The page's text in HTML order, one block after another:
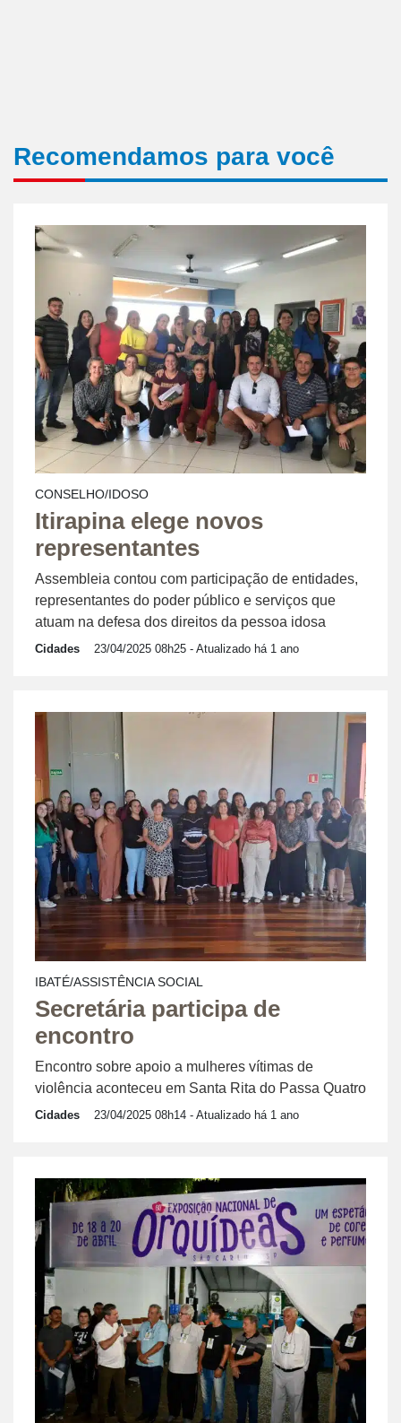
Recomendamos para você
CONSELHO/IDOSO
Itirapina elege novos
representantes
Assembleia contou com participação de entidades,
representantes do poder público e serviços que
atuam na defesa dos direitos da pessoa idosa
Cidades 23/04/2025 08h25 - Atualizado há 1 ano
IBATÉ/ASSISTÊNCIA SOCIAL
Secretária participa de
encontro
Encontro sobre apoio a mulheres vítimas de
violência aconteceu em Santa Rita do Passa Quatro
Cidades 23/04/2025 08h14 - Atualizado há 1 ano